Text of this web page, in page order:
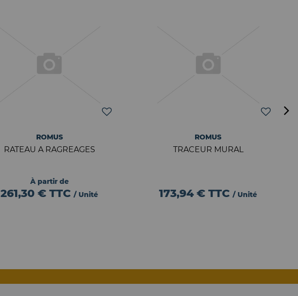
ROMUS
RATEAU A RAGREAGES
À partir de
261,30 €TTC / Unité
ROMUS
TRACEUR MURAL
173,94 €TTC / Unité